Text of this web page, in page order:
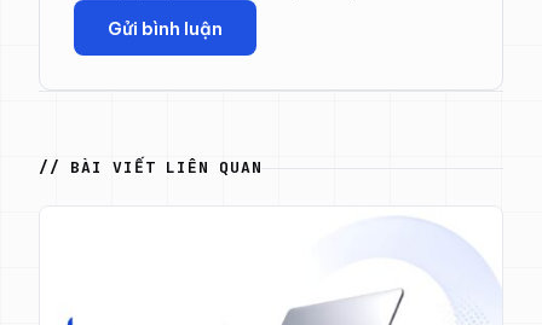
// BÀI VIẾT LIÊN QUAN